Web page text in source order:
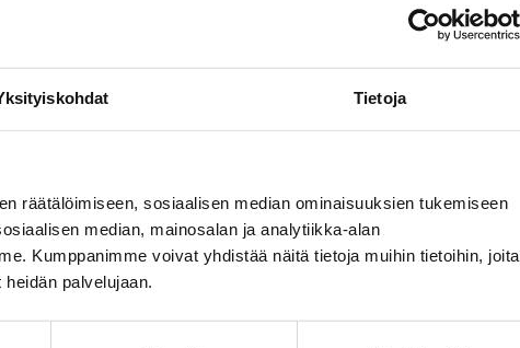
Tietoja
räätälöimiseen, sosiaalisen median ominaisuuksien tukemiseen
median, mainosalan ja analytiikka-alan
Kumppanimme voivat yhdistää näitä tietoja muihin tietoihin, joita
palvelujaan.
2024